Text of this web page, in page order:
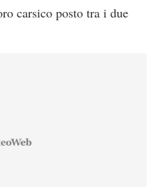
carsico posto tra i due